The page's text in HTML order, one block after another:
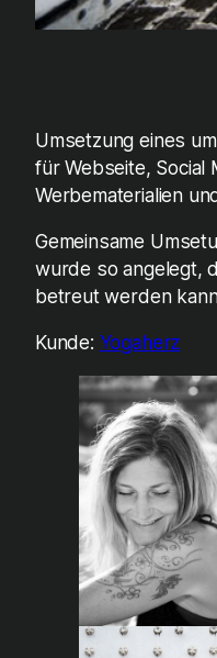
Umsetzung eines
für Webseite, Social
Werbematerialien
Gemeinsame
wurde so angelegt,
betreut werden
Kunde: Yogaherz